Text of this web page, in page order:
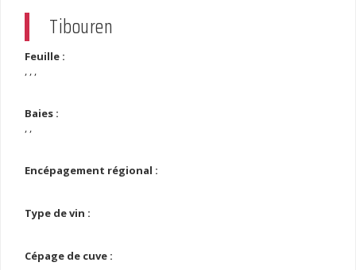
Tibouren
Feuille :
, , ,
Baies :
, ,
Encépagement régional :
Type de vin :
Cépage de cuve :